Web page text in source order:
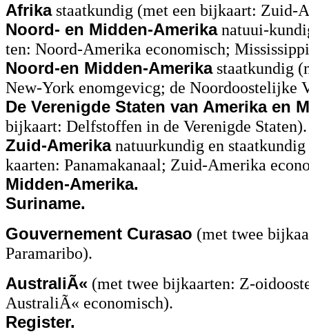
Afrikastaatkundig (met een bijkaart: Zuid-
Noord- en Midden-Amerikanatuui-
ten: Noord-Amerika economisch;
Noord-en Midden-Amerikastaatkundig
New-York enomgevicg; de Noordoostelijke
De Verenigde Staten van Amerika en
bijkaart: Delfstoffen in de Verenigde Staten).
Zuid-Amerikanatuurkundig en
kaarten: Panamakanaal; Zuid-Amerika
Midden-Amerika.
Suriname.
Gouvernement Curasao (met twee
Paramaribo).
AustraliÃ« (met twee bijkaarten: Z-
AustraliÃ« economisch).
Register.